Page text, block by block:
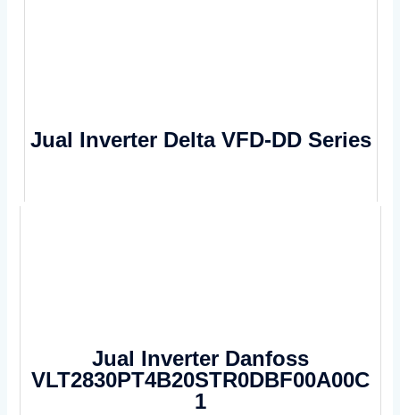
Jual Inverter Delta VFD-DD Series
Jual Inverter Danfoss
VLT2830PT4B20STR0DBF00A00C
1